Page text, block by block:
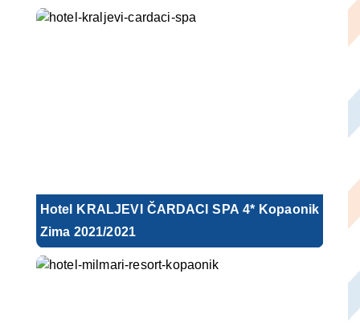
Hotel KRALJEVI ČARDACI SPA 4* Kopaonik
Zima 2021/2021